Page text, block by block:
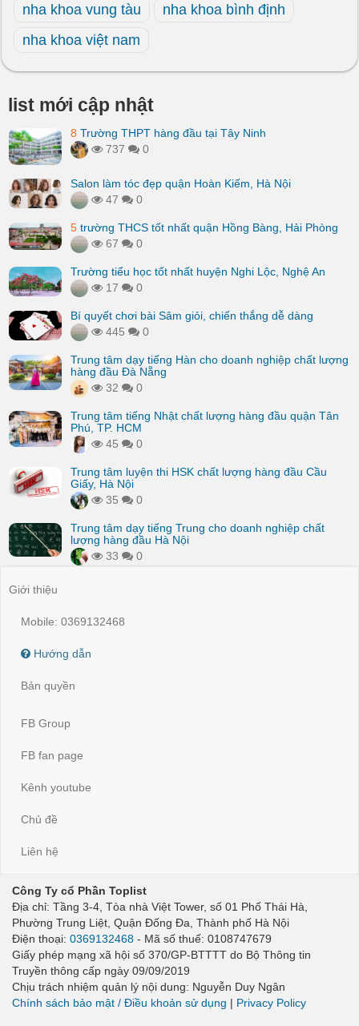
nha khoa vung tàu
nha khoa bình định
nha khoa việt nam
list mới cập nhật
8 Trường THPT hàng đầu tại Tây Ninh
737
0
Salon làm tóc đẹp quận Hoàn Kiếm, Hà Nội
47
0
5 trường THCS tốt nhất quận Hồng Bàng, Hải Phòng
67
0
Trường tiểu học tốt nhất huyện Nghi Lộc, Nghệ An
17
0
Bí quyết chơi bài Sâm giỏi, chiến thắng dễ dàng
445
0
Trung tâm dạy tiếng Hàn cho doanh nghiệp chất lượng
hàng đầu Đà Nẵng
32
0
Trung tâm tiếng Nhật chất lượng hàng đầu quận Tân
Phú, TP. HCM
45
0
Trung tâm luyện thi HSK chất lượng hàng đầu Cầu
Giấy, Hà Nội
35
0
Trung tâm dạy tiếng Trung cho doanh nghiệp chất
lượng hàng đầu Hà Nội
33
0
Giới thiệu
Mobile: 0369132468
Hướng dẫn
Bản quyền
FB Group
FB fan page
Kênh youtube
Chủ đề
Liên hệ
Công Ty cổ Phần Toplist
Địa chỉ: Tầng 3-4, Tòa nhà Việt Tower, số 01 Phố Thái Hà,
Phường Trung Liệt, Quận Đống Đa, Thành phố Hà Nội
Điện thoại: 0369132468 - Mã số thuế: 0108747679
Giấy phép mạng xã hội số 370/GP-BTTTT do Bộ Thông tin
Truyền thông cấp ngày 09/09/2019
Chịu trách nhiệm quản lý nội dung: Nguyễn Duy Ngân
Chính sách bảo mật / Điều khoản sử dụng | Privacy Policy